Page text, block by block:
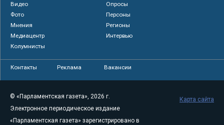
Видео
Опросы
Фото
Персоны
Мнения
Регионы
Медиацентр
Интервью
Колумнисты
Контакты Реклама Вакансии
© «Парламентская газета», 2026 г.
Электронное периодическое издание
«Парламентская газета» зарегистрировано в
Карта сайта